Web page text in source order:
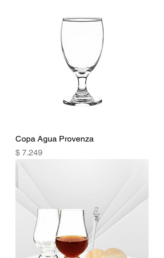
Copa Agua Provenza
Precio
$ 7.249